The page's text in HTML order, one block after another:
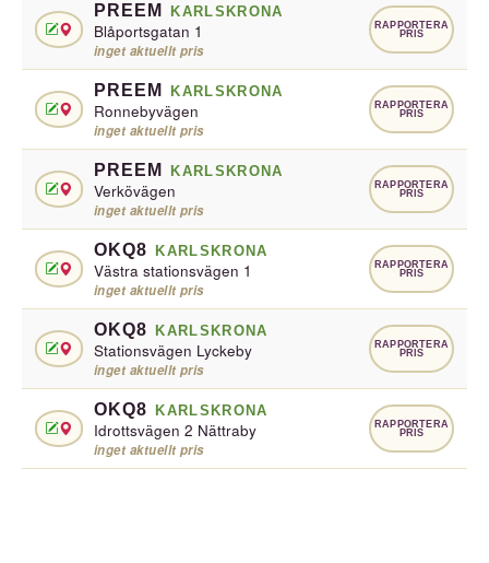
PREEM KARLSKRONA
Blåportsgatan 1
inget aktuellt pris
RAPPORTERA
PRIS
PREEM KARLSKRONA
Ronnebyvägen
inget aktuellt pris
RAPPORTERA
PRIS
PREEM KARLSKRONA
Verkövägen
inget aktuellt pris
RAPPORTERA
PRIS
OKQ8 KARLSKRONA
Västra stationsvägen 1
inget aktuellt pris
RAPPORTERA
PRIS
OKQ8 KARLSKRONA
Stationsvägen Lyckeby
inget aktuellt pris
RAPPORTERA
PRIS
OKQ8 KARLSKRONA
Idrottsvägen 2 Nättraby
inget aktuellt pris
RAPPORTERA
PRIS